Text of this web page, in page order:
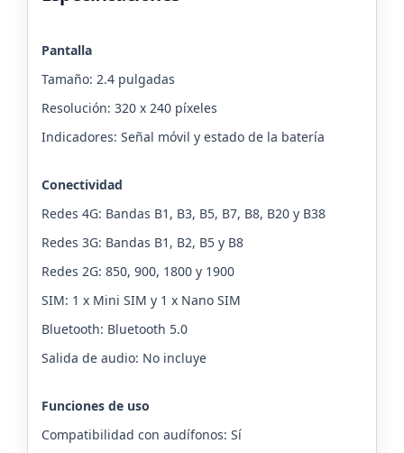
Pantalla
Tamaño: 2.4 pulgadas
Resolución: 320 x 240 píxeles
Indicadores: Señal móvil y estado de la batería
Conectividad
Redes 4G: Bandas B1, B3, B5, B7, B8, B20 y B38
Redes 3G: Bandas B1, B2, B5 y B8
Redes 2G: 850, 900, 1800 y 1900
SIM: 1 x Mini SIM y 1 x Nano SIM
Bluetooth: Bluetooth 5.0
Salida de audio: No incluye
Funciones de uso
Compatibilidad con audífonos: Sí